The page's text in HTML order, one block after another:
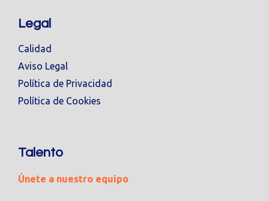
Legal
Calidad
Aviso Legal
Política de Privacidad
Política de Cookies
Talento
Únete a nuestro equipo